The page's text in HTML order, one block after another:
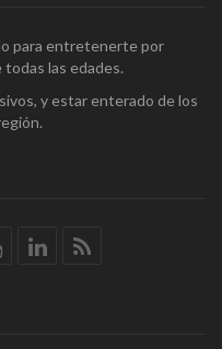
para entretenerte por
las edades.
y estar enterado de los